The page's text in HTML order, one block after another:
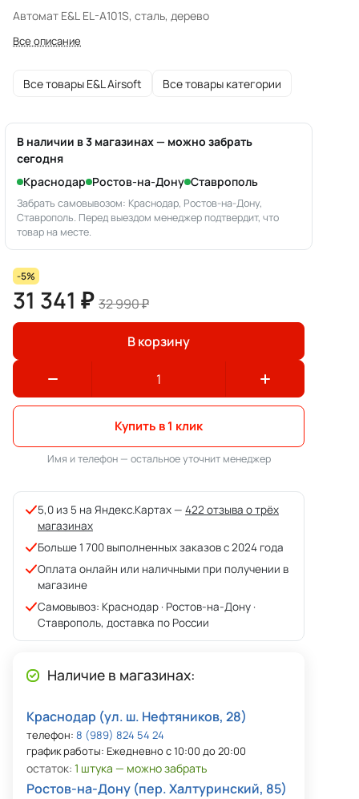
Автомат E&L EL-A101S, сталь, дерево
Все описание
Все товары E&L Airsoft Все товары категории
В наличии в 3 магазинах — можно забрать
сегодня
Краснодар Ростов-на-Дону Ставрополь
Забрать самовывозом: Краснодар, Ростов-на-Дону,
Ставрополь. Перед выездом менеджер подтвердит, что
товар на месте.
-5%
31 341 ₽ 32 990 ₽
В корзину
Купить в 1 клик
Имя и телефон — остальное уточнит менеджер
5,0 из 5 на Яндекс.Картах — 422 отзыва о трёх
магазинах
Больше 1 700 выполненных заказов с 2024 года
Оплата онлайн или наличными при получении в
магазине
Самовывоз: Краснодар · Ростов-на-Дону ·
Ставрополь, доставка по России
Наличие в магазинах:
Краснодар (ул. ш. Нефтяников, 28)
телефон: 8 (989) 824 54 24
график работы: Ежедневно с 10:00 до 20:00
остаток: 1 штука — можно забрать
Ростов-на-Дону (пер. Халтуринский, 85)